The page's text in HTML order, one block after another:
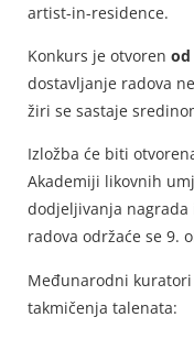
artist-in-residence.
Konkurs je otvoren od
dostavljanje radova
žiri se sastaje
Izložba će biti
Akademiji likovnih
dodjeljivanja
radova održaće se 9.
Međunarodni
takmičenja talenata: